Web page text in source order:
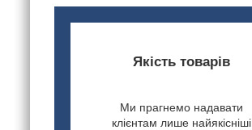
Якість товарів
Ми прагнемо надавати
клієнтам лише найякісніші